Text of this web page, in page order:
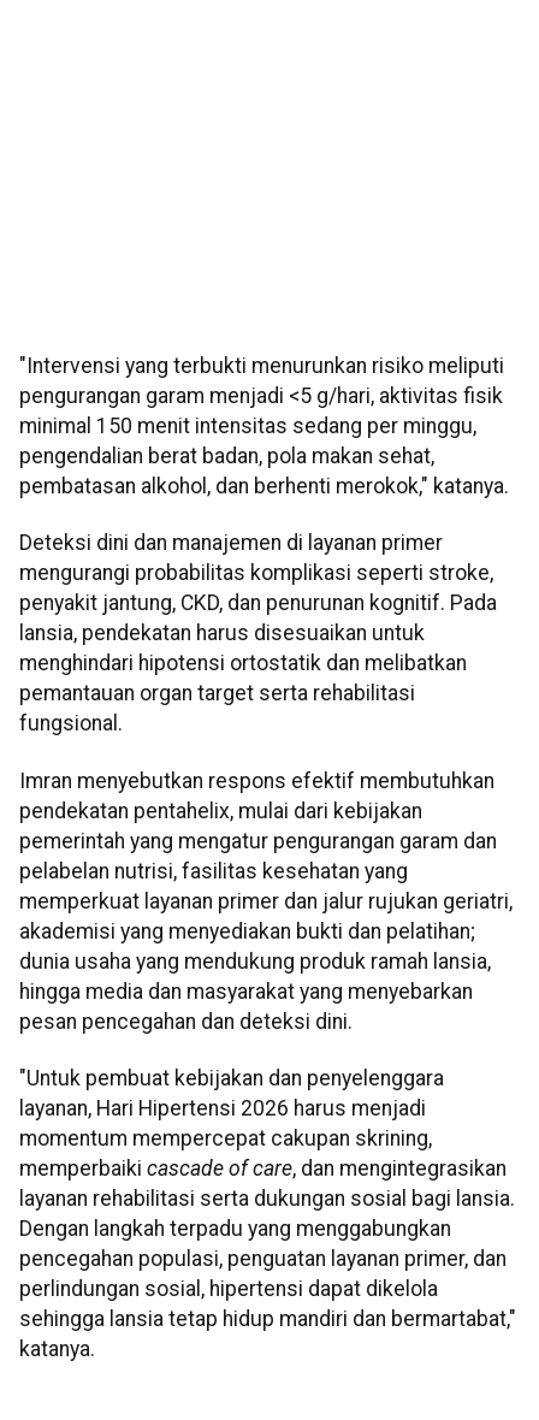
"Intervensi yang terbukti menurunkan risiko meliputi
pengurangan garam menjadi <5 g/hari, aktivitas fisik
minimal 150 menit intensitas sedang per minggu,
pengendalian berat badan, pola makan sehat,
pembatasan alkohol, dan berhenti merokok," katanya.
Deteksi dini dan manajemen di layanan primer
mengurangi probabilitas komplikasi seperti stroke,
penyakit jantung, CKD, dan penurunan kognitif. Pada
lansia, pendekatan harus disesuaikan untuk
menghindari hipotensi ortostatik dan melibatkan
pemantauan organ target serta rehabilitasi
fungsional.
Imran menyebutkan respons efektif membutuhkan
pendekatan pentahelix, mulai dari kebijakan
pemerintah yang mengatur pengurangan garam dan
pelabelan nutrisi, fasilitas kesehatan yang
memperkuat layanan primer dan jalur rujukan geriatri,
akademisi yang menyediakan bukti dan pelatihan;
dunia usaha yang mendukung produk ramah lansia,
hingga media dan masyarakat yang menyebarkan
pesan pencegahan dan deteksi dini.
"Untuk pembuat kebijakan dan penyelenggara
layanan, Hari Hipertensi 2026 harus menjadi
momentum mempercepat cakupan skrining,
memperbaiki cascade of care, dan mengintegrasikan
layanan rehabilitasi serta dukungan sosial bagi lansia.
Dengan langkah terpadu yang menggabungkan
pencegahan populasi, penguatan layanan primer, dan
perlindungan sosial, hipertensi dapat dikelola
sehingga lansia tetap hidup mandiri dan bermartabat,"
katanya.